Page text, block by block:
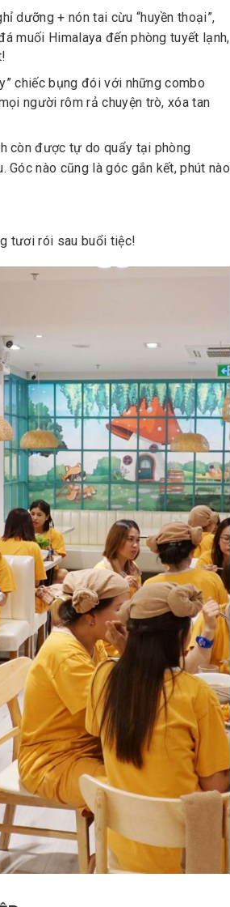
dưỡng + nón tai cừu “huyền thoại”,
muối Himalaya đến phòng tuyết lạnh,
chiếc bụng đói với những combo
người rôm rả chuyện trò, xóa tan
còn được tự do quẩy tại phòng
Góc nào cũng là góc gắn kết, phút nào
tươi rói sau buổi tiệc!